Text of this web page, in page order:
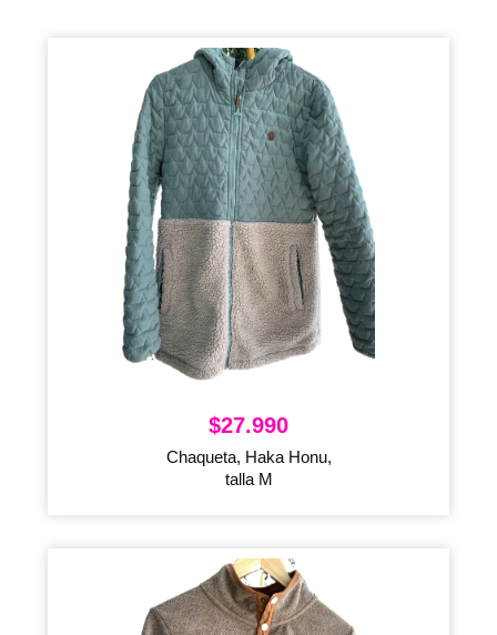
$27.990
Chaqueta, Haka Honu,
talla M